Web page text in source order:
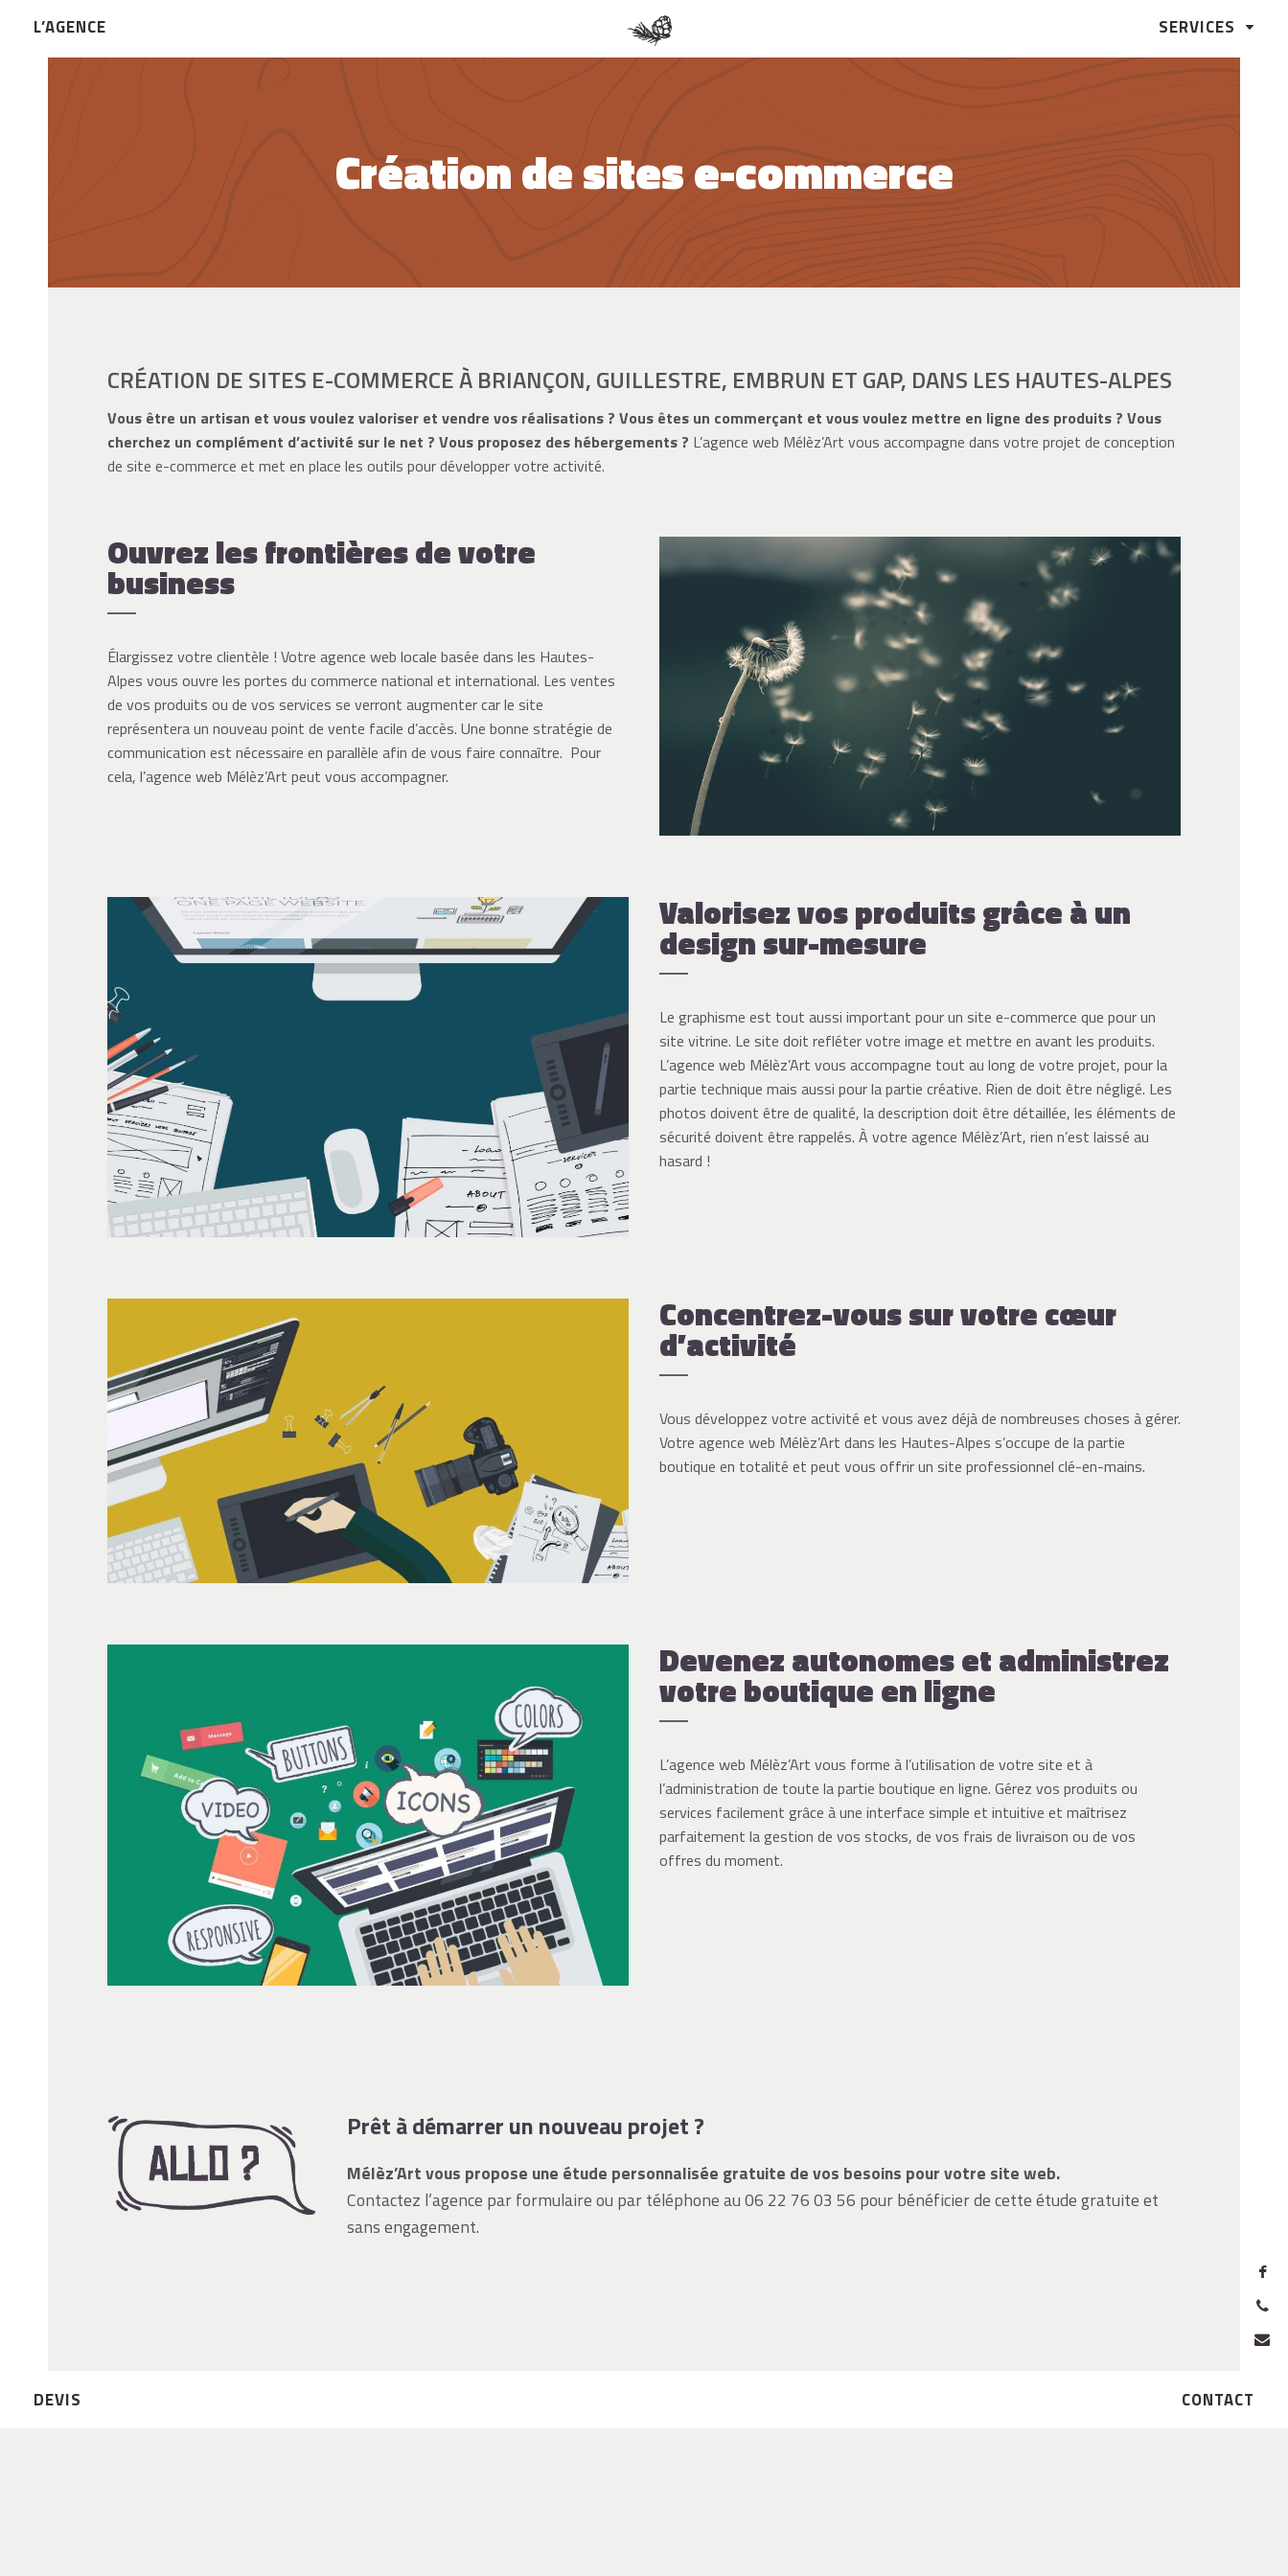
Création de sites e-commerce
CRÉATION DE SITES E-COMMERCE À BRIANÇON, GUILLESTRE, EMBRUN ET GAP, DANS LES HAUTES-ALPES
Vous être un artisan et vous voulez valoriser et vendre vos réalisations ? Vous êtes un commerçant et vous voulez mettre en ligne des produits ? Vous
cherchez un complément d’activité sur le net ? Vous proposez des hébergements ? L’agence web Mélèz’Art vous accompagne dans votre projet de conception
de site e-commerce et met en place les outils pour développer votre activité.
Ouvrez les frontières de votre
business
Élargissez votre clientèle ! Votre agence web locale basée dans les Hautes-
Alpes vous ouvre les portes du commerce national et international. Les ventes
de vos produits ou de vos services se verront augmenter car le site
représentera un nouveau point de vente facile d’accès. Une bonne stratégie de
communication est nécessaire en parallèle afin de vous faire connaître. Pour
cela, l’agence web Mélèz’Art peut vous accompagner.
Valorisez vos produits grâce à un
design sur-mesure
Le graphisme est tout aussi important pour un site e-commerce que pour un
site vitrine. Le site doit refléter votre image et mettre en avant les produits.
L’agence web Mélèz’Art vous accompagne tout au long de votre projet, pour la
partie technique mais aussi pour la partie créative. Rien de doit être négligé. Les
photos doivent être de qualité, la description doit être détaillée, les éléments de
sécurité doivent être rappelés. À votre agence Mélèz’Art, rien n’est laissé au
hasard !
Concentrez-vous sur votre cœur
d’activité
Vous développez votre activité et vous avez déjà de nombreuses choses à gérer.
Votre agence web Mélèz’Art dans les Hautes-Alpes s’occupe de la partie
boutique en totalité et peut vous offrir un site professionnel clé-en-mains.
Devenez autonomes et administrez
votre boutique en ligne
L’agence web Mélèz’Art vous forme à l’utilisation de votre site et à
l’administration de toute la partie boutique en ligne. Gérez vos produits ou
services facilement grâce à une interface simple et intuitive et maîtrisez
parfaitement la gestion de vos stocks, de vos frais de livraison ou de vos
offres du moment.
Prêt à démarrer un nouveau projet ?
Mélèz’Art vous propose une étude personnalisée gratuite de vos besoins pour votre site web.
Contactez l’agence par formulaire ou par téléphone au 06 22 76 03 56 pour bénéficier de cette étude gratuite et
sans engagement.